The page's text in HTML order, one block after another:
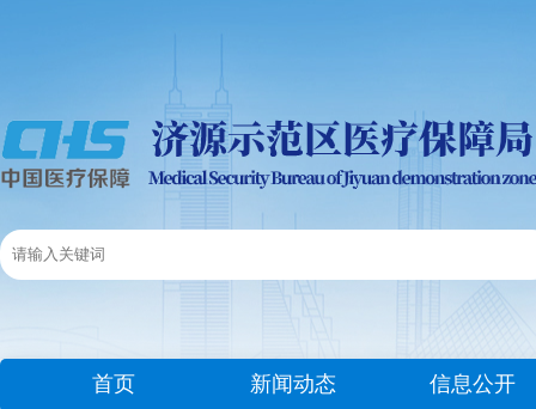
首页 新闻动态 信息公开